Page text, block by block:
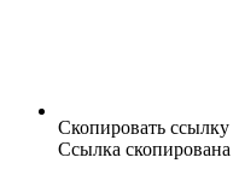
Скопировать ссылку
Ссылка скопирована